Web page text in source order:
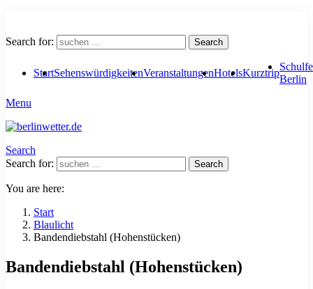
Search for: Search
StartSehenswürdigkeitenVeranstaltungenHotelsKurztrip
Berlin
Menu
Search
Search for:
Search
You are here:
Start
Blaulicht
Bandendiebstahl (Hohenstücken)
Bandendiebstahl (Hohenstücken)